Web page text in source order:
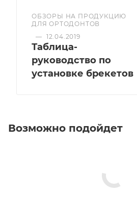
ОБЗОРЫ НА ПРОДУКЦИЮ
ДЛЯ ОРТОДОНТОВ
— 12.04.2019
Таблица-
руководство по
установке брекетов
Возможно подойдет